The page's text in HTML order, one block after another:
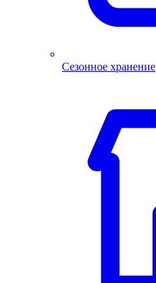
Сезонное хранение